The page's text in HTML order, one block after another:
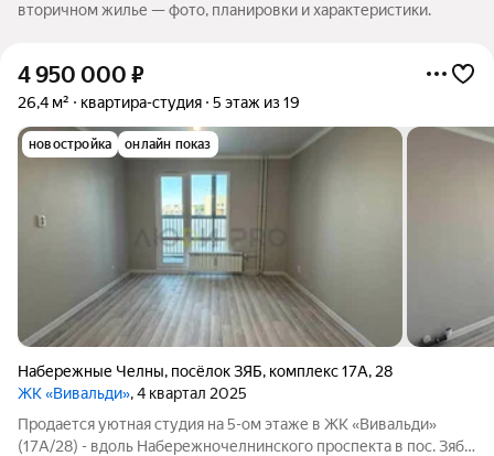
вторичном жилье — фото, планировки и характеристики.
4 950 000 ₽
26,4 м² квартира-студия 5 этаж из 19
новостройка онлайн показ
Набережные Челны, посёлок ЗЯБ, комплекс 17А, 28
ЖК «Вивальди», 4 квартал 2025
Продается уютная студия на 5-ом этаже в ЖК «Вивальди»
(17А/28) - вдоль Набережночелнинского проспекта в пос. Зяб